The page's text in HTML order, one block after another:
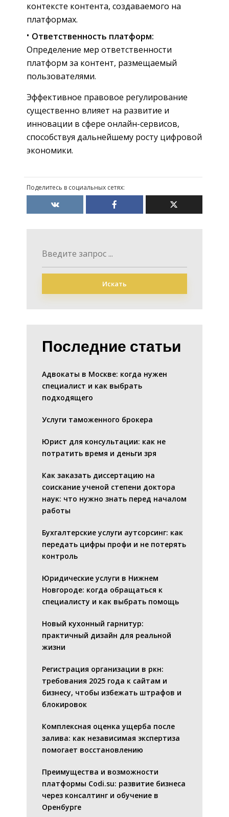
контексте контента, создаваемого на
платформах.
Ответственность платформ:
Определение мер ответственности
платформ за контент, размещаемый
пользователями.
Эффективное правовое регулирование
существенно влияет на развитие и
инновации в сфере онлайн-сервисов,
способствуя дальнейшему росту цифровой
экономики.
Поделитесь в социальных сетях:
Искать
Последние статьи
Адвокаты в Москве: когда нужен
специалист и как выбрать
подходящего
Услуги таможенного брокера
Юрист для консультации: как не
потратить время и деньги зря
Как заказать диссертацию на
соискание ученой степени доктора
наук: что нужно знать перед началом
работы
Бухгалтерские услуги аутсорсинг: как
передать цифры профи и не потерять
контроль
Юридические услуги в Нижнем
Новгороде: когда обращаться к
специалисту и как выбрать помощь
Новый кухонный гарнитур:
практичный дизайн для реальной
жизни
Регистрация организации в ркн:
требования 2025 года к сайтам и
бизнесу, чтобы избежать штрафов и
блокировок
Комплексная оценка ущерба после
залива: как независимая экспертиза
помогает восстановлению
Преимущества и возможности
платформы Codi.su: развитие бизнеса
через консалтинг и обучение в
Оренбурге